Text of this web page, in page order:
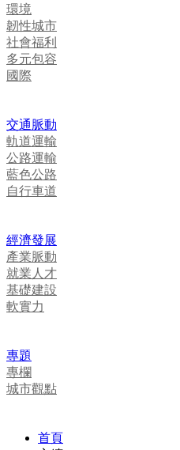
環境
韌性城市
社會福利
多元包容
國際
交通脈動
軌道運輸
公路運輸
藍色公路
自行車道
經濟發展
產業脈動
就業人才
基礎建設
軟實力
專題
專欄
城市觀點
首頁